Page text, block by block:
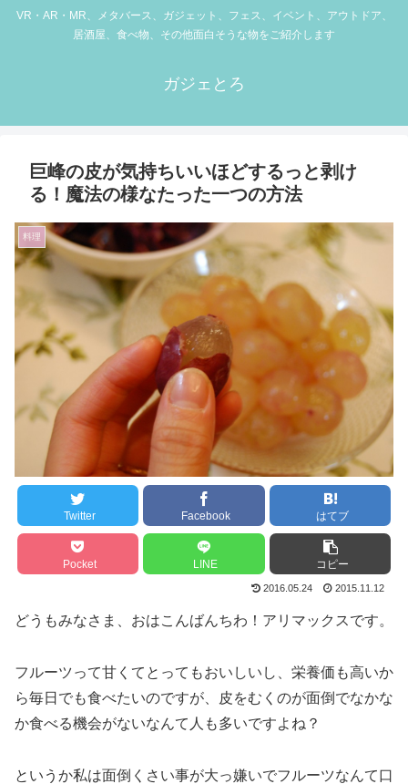
VR・AR・MR、メタバース、ガジェット、フェス、イベント、アウトドア、
居酒屋、食べ物、その他面白そうな物をご紹介します
ガジェとろ
巨峰の皮が気持ちいいほどするっと剥け
る！魔法の様なたった一つの方法
料理
Twitter Facebook はてブ
Pocket LINE コピー
2016.05.24 2015.11.12
どうもみなさま、おはこんばんちわ！アリマックスです。
フルーツって甘くてとってもおいしいし、栄養価も高いか
ら毎日でも食べたいのですが、皮をむくのが面倒でなかな
か食べる機会がないなんて人も多いですよね？
というか私は面倒くさい事が大っ嫌いでフルーツなんて口